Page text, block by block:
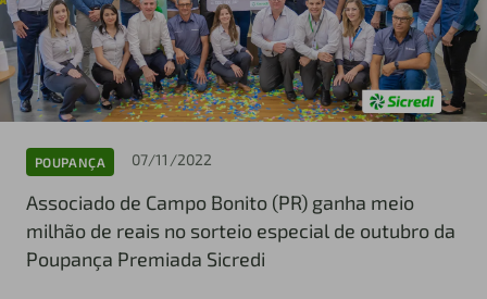
POUPANÇA 07/11/2022
Associado de Campo Bonito (PR) ganha meio
milhão de reais no sorteio especial de outubro da
Poupança Premiada Sicredi